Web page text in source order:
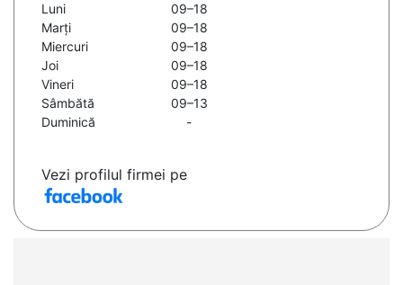
Luni
09–18
Marți
09–18
Miercuri
09–18
Joi
09–18
Vineri
09–18
Sâmbătă
09–13
Duminică
-
Vezi profilul firmei pe